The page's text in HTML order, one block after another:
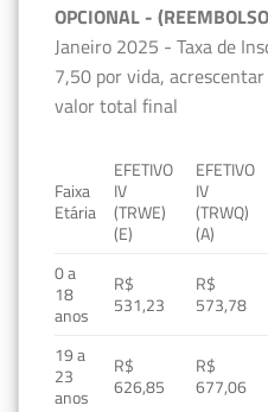
OPCIONAL -
Janeiro 2025 - Taxa de
7,50 por vida, acrescentar
valor total final
Faixa
Etária
EFETIVO
IV
(TRWE)
(E)
EFETIVO
IV
(TRWQ)
(A)
0 a
18
anos
R$
531,23
R$
573,78
19 a
23
anos
R$
626,85
R$
677,06